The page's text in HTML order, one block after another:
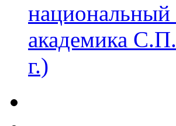
национальный
академика
г.)